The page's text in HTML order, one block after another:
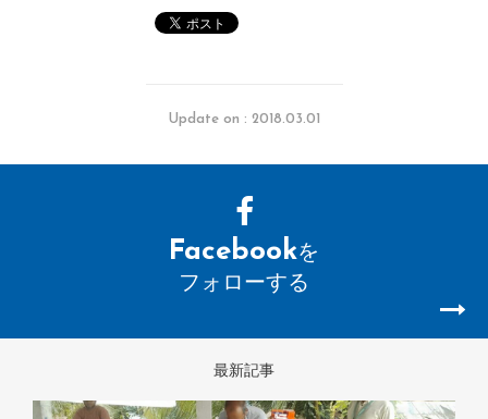
Update on : 2018.03.01
Facebookを
フォローする
最新記事